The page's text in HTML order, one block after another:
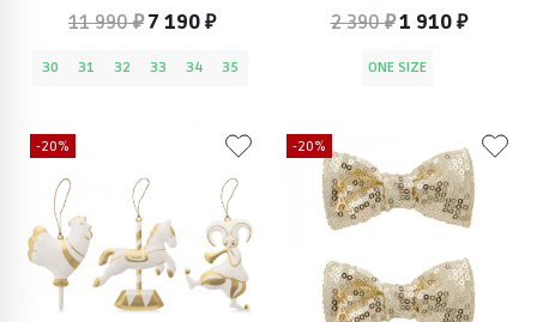
11 990 ₽ 7 190 ₽
30 31 32 33 34 35
3 шт (золотой)
2 390 ₽1 910 ₽
ONE SIZE
-20% -20%